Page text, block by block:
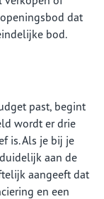
dat
bod.
past, begint
wordt er drie
is. Als je bij je
aan de
aangeeft dat
en een